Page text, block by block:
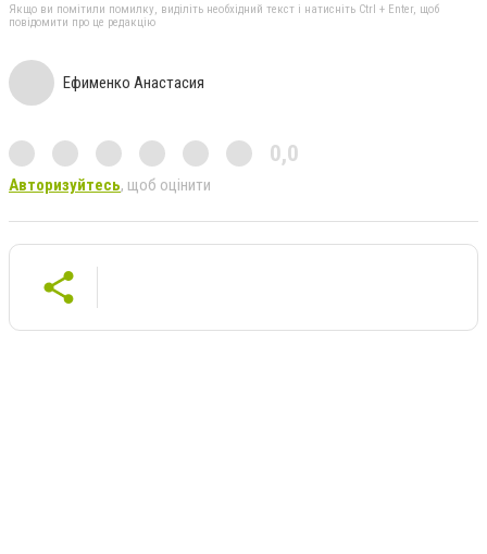
Якщо ви помітили помилку, виділіть необхідний текст і натисніть Ctrl + Enter, щоб
повідомити про це редакцію
Ефименко Анастасия
0,0
Авторизуйтесь, щоб оцінити